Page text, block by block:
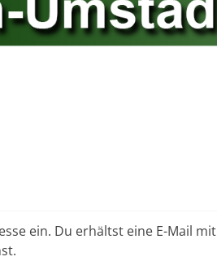
ein. Du erhältst eine E-Mail mit